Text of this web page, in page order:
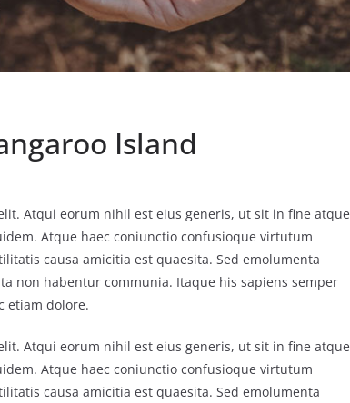
Island
Atqui eorum nihil est eius generis, ut sit in fine atque
Atque haec coniunctio confusioque virtutum
causa amicitia est quaesita. Sed emolumenta
non habentur communia. Itaque his sapiens semper
etiam dolore.
Atqui eorum nihil est eius generis, ut sit in fine atque
Atque haec coniunctio confusioque virtutum
causa amicitia est quaesita. Sed emolumenta